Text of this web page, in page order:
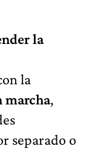
la
la
marcha,
separado o